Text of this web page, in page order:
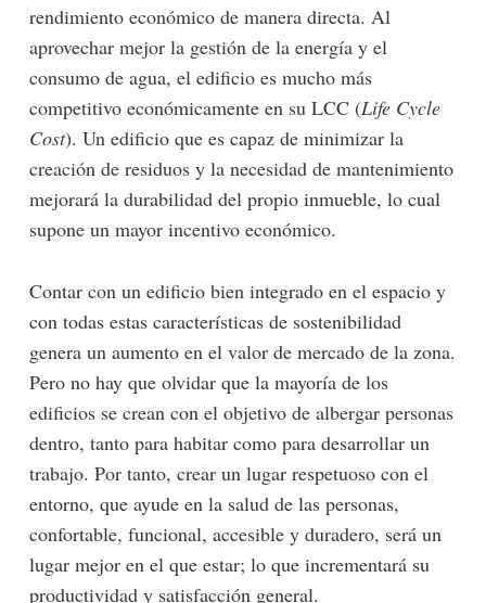
rendimiento económico de manera directa. Al
aprovechar mejor la gestión de la energía y el
consumo de agua, el edificio es mucho más
competitivo económicamente en su LCC (Life Cycle
Cost). Un edificio que es capaz de minimizar la
creación de residuos y la necesidad de mantenimiento
mejorará la durabilidad del propio inmueble, lo cual
supone un mayor incentivo económico.
Contar con un edificio bien integrado en el espacio y
con todas estas características de sostenibilidad
genera un aumento en el valor de mercado de la zona.
Pero no hay que olvidar que la mayoría de los
edificios se crean con el objetivo de albergar personas
dentro, tanto para habitar como para desarrollar un
trabajo. Por tanto, crear un lugar respetuoso con el
entorno, que ayude en la salud de las personas,
confortable, funcional, accesible y duradero, será un
lugar mejor en el que estar; lo que incrementará su
productividad y satisfacción general.
-lógico